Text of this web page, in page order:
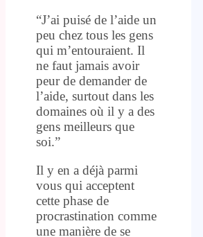
“J’ai puisé de l’aide un
peu chez tous les gens
qui m’entouraient. Il
ne faut jamais avoir
peur de demander de
l’aide, surtout dans les
domaines où il y a des
gens meilleurs que
soi.”
Il y en a déjà parmi
vous qui acceptent
cette phase de
procrastination comme
une manière de se